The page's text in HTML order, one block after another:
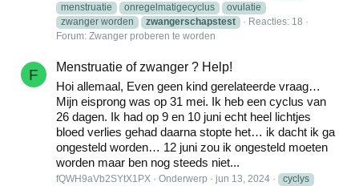
menstruatie
onregelmatigecyclus
ovulatie
zwanger worden
zwangerschapstest
Reacties: 18
Forum: Zwanger proberen te worden
F
Menstruatie of zwanger ? Help!
Hoi allemaal, Even geen kind gerelateerde vraag…
Mijn eisprong was op 31 mei. Ik heb een cyclus van
26 dagen. Ik had op 9 en 10 juni echt heel lichtjes
bloed verlies gehad daarna stopte het… ik dacht ik ga
ongesteld worden… 12 juni zou ik ongesteld moeten
worden maar ben nog steeds niet...
fQWH9aVb2SYtX1PX Onderwerp jun 13, 2024
cyclys